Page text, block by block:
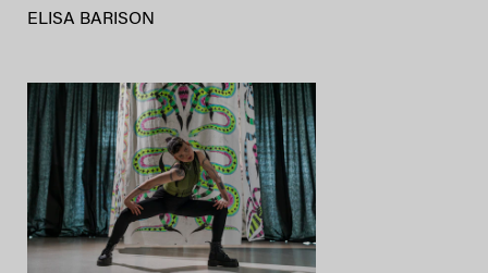
ELISA BARISON